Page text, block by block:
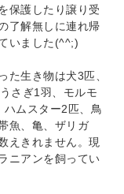
保護したり譲り受
了解無しに連れ帰
いました(^^;)
た生き物は犬3匹、
さぎ1羽、モルモ
ハムスター2匹、鳥
魚、亀、ザリガ
えきれません。現
ニアンを飼ってい